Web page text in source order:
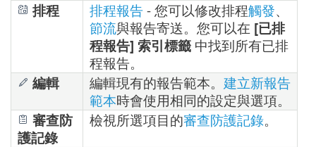
排程
排程報告 - 您可以修改排程觸發、
節流與報告寄送。您可以在 [已排
程報告] 索引標籤 中找到所有已排
程報告。
編輯
編輯現有的報告範本。 建立新報告
範本時會使用相同的設定與選項。
審查防
護記錄
檢視所選項目的審查防護記錄。